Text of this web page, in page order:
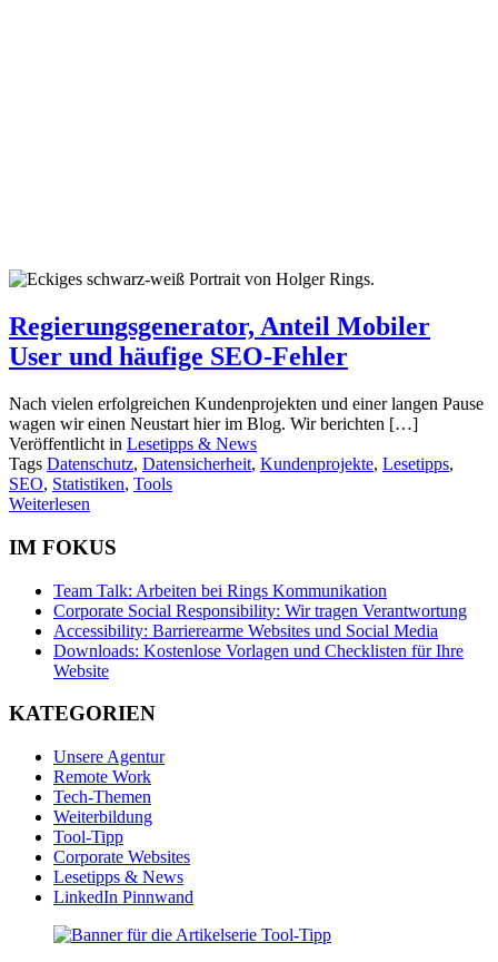
Regierungsgenerator, Anteil Mobiler
User und häufige SEO-Fehler
Nach vielen erfolgreichen Kundenprojekten und einer langen Pause
wagen wir einen Neustart hier im Blog. Wir berichten […]
Veröffentlicht in Lesetipps & News
Tags Datenschutz, Datensicherheit, Kundenprojekte, Lesetipps,
SEO, Statistiken, Tools
Weiterlesen
IM FOKUS
Team Talk: Arbeiten bei Rings Kommunikation
Corporate Social Responsibility: Wir tragen Verantwortung
Accessibility: Barrierearme Websites und Social Media
Downloads: Kostenlose Vorlagen und Checklisten für Ihre
Website
KATEGORIEN
Unsere Agentur
Remote Work
Tech-Themen
Weiterbildung
Tool-Tipp
Corporate Websites
Lesetipps & News
LinkedIn Pinnwand